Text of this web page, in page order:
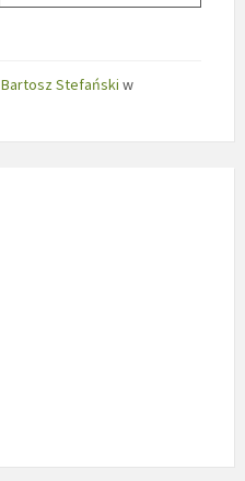
Bartosz Stefański w